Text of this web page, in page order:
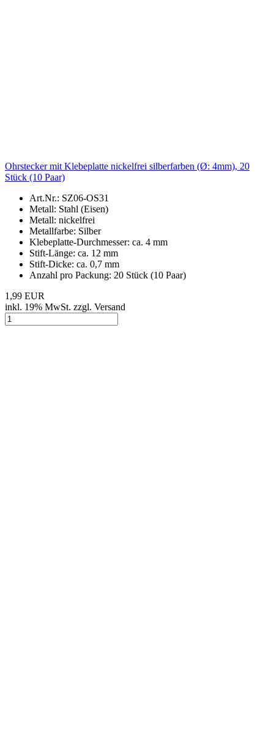
Ohrstecker mit Klebeplatte nickelfrei silberfarben (Ø: 4mm), 20
Stück (10 Paar)
Art.Nr.: SZ06-OS31
Metall: Stahl (Eisen)
Metall: nickelfrei
Metallfarbe: Silber
Klebeplatte-Durchmesser: ca. 4 mm
Stift-Länge: ca. 12 mm
Stift-Dicke: ca. 0,7 mm
Anzahl pro Packung: 20 Stück (10 Paar)
1,99 EUR
inkl. 19% MwSt. zzgl. Versand